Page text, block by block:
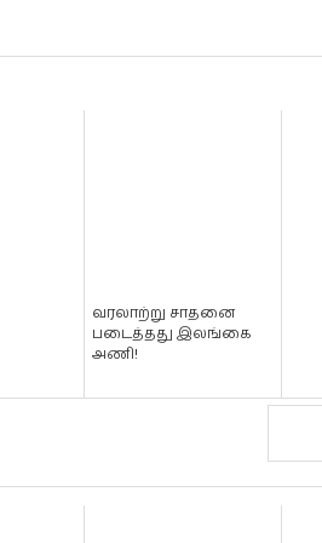
வரலாற்று சாதனை
படைத்தது இலங்கை
அணி!